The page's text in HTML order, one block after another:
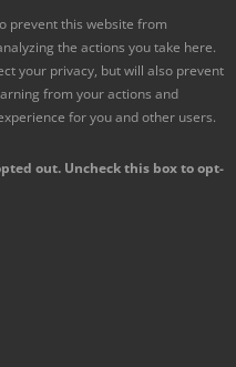
prevent this website from
the actions you take here.
your privacy, but will also prevent
from your actions and
for you and other users.
out. Uncheck this box to opt-